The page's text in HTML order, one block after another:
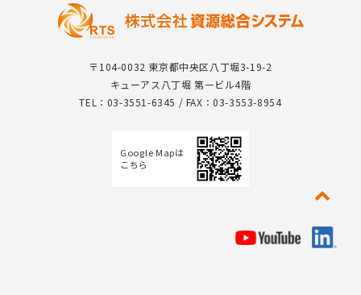
〒104-0032 東京都中央区八丁堀3-19-2
キューアス八丁堀 第一ビル4階
TEL：03-3551-6345 / FAX：03-3553-8954
Google Mapは
こちら